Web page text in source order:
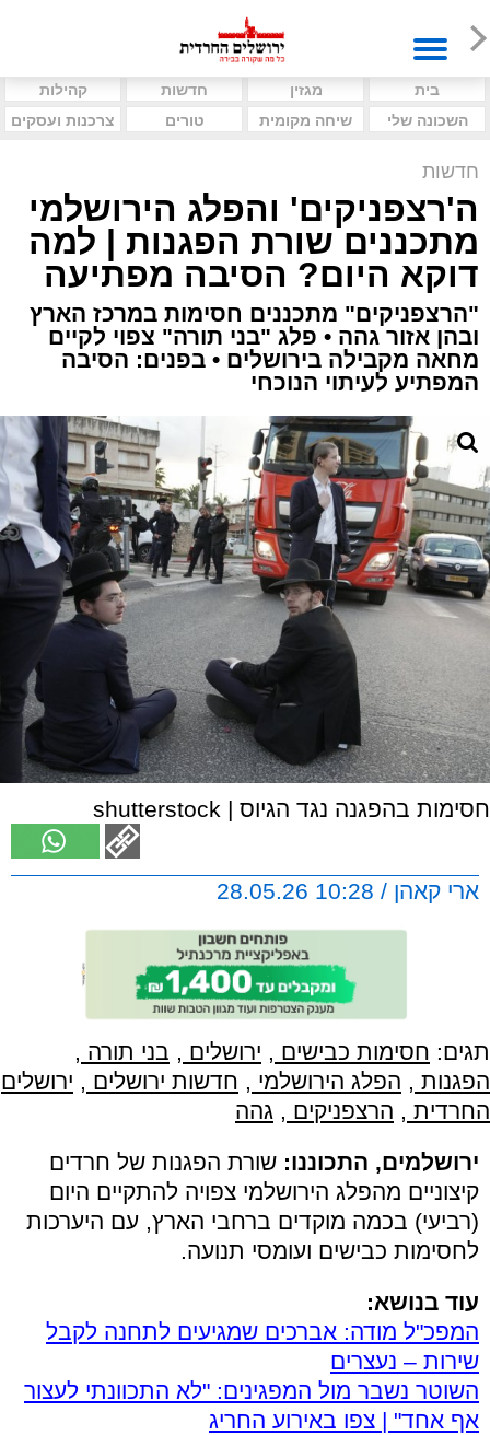
בית מגזין חדשות
קהילות
השכונה שלי
שיחה מקומית טורים צרכנות ועסקים
חדשות
ה'רצפניקים' והפלג הירושלמי
מתכננים שורת הפגנות | למה
דוקא היום? הסיבה מפתיעה
"הרצפניקים" מתכננים חסימות במרכז הארץ
ובהן אזור גהה • פלג "בני תורה" צפוי לקיים
מחאה מקבילה בירושלים • בפנים: הסיבה
המפתיע לעיתוי הנוכחי
חסימות בהפגנה נגד הגיוס | shutterstock
ארי קאהן / 10:28 28.05.26
תגים: חסימות כבישים , ירושלים , בני תורה ,
הפגנות , הפלג הירושלמי , חדשות ירושלים , ירושלים
החרדית , הרצפניקים , גהה
ירושלמים, התכוננו: שורת הפגנות של חרדים
קיצוניים מהפלג הירושלמי צפויה להתקיים היום
(רביעי) בכמה מוקדים ברחבי הארץ, עם היערכות
לחסימות כבישים ועומסי תנועה.
עוד בנושא:
המפכ"ל מודה: אברכים שמגיעים לתחנה לקבל
שירות – נעצרים
השוטר נשבר מול המפגינים: "לא התכוונתי לעצור
אף אחד" | צפו באירוע החריג